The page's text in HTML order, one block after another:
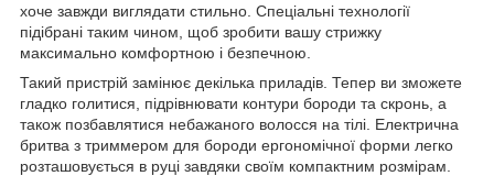
хоче завжди виглядати стильно. Спеціальні технології
підібрані таким чином, щоб зробити вашу стрижку
максимально комфортною і безпечною.
Такий пристрій замінює декілька приладів. Тепер ви зможете
гладко голитися, підрівнювати контури бороди та скронь, а
також позбавлятися небажаного волосся на тілі. Електрична
бритва з триммером для бороди ергономічної форми легко
розташовується в руці завдяки своїм компактним розмірам.